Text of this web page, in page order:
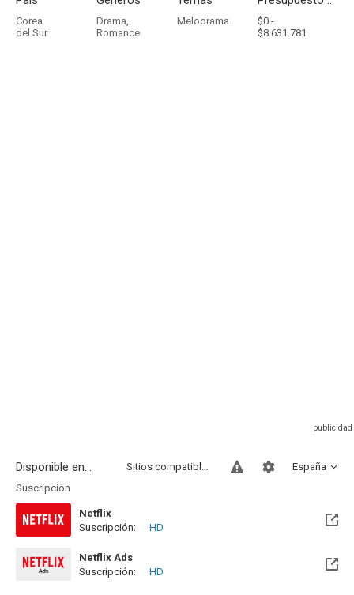
Corea
del Sur
Drama,
Romance
Melodrama
$0 -
$8.631.781
Disponible en... España
Sitios compatibles
Suscripción
Netflix
Suscripción:
HD
Netflix Ads
Suscripción:
HD